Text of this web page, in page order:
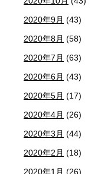
2020年9月 (43)
2020年8月 (58)
2020年7月 (63)
2020年6月 (43)
2020年5月 (17)
2020年4月 (26)
2020年3月 (44)
2020年2月 (18)
2020年1月 (26)